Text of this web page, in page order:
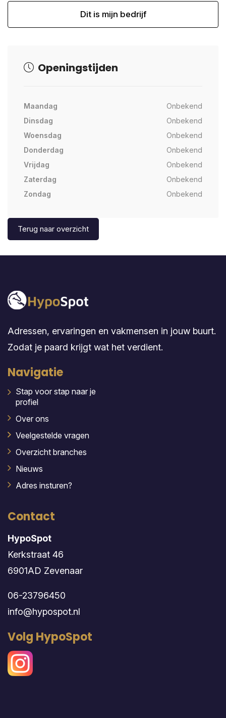
Dit is mijn bedrijf
Openingstijden
Maandag
Onbekend
Dinsdag
Onbekend
Woensdag
Onbekend
Donderdag
Onbekend
Vrijdag
Onbekend
Zaterdag
Onbekend
Zondag
Onbekend
Terug naar overzicht
Adressen, ervaringen en vakmensen in jouw buurt.
Zodat je paard krijgt wat het verdient.
Navigatie
Stap voor stap naar je
profiel
Over ons
Veelgestelde vragen
Overzicht branches
Nieuws
Adres insturen?
Contact
HypoSpot
Kerkstraat 46
6901AD Zevenaar
06-23796450
info@hypospot.nl
Volg HypoSpot